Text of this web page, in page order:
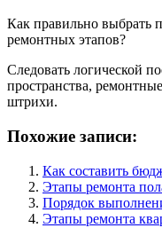
Как правильно выбрать
ремонтных этапов?
Следовать логической
пространства,
штрихи.
Похожие записи:
Как составить
Этапы ремонта
Порядок
Этапы ремонта